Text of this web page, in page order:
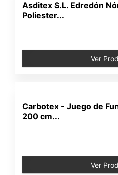
Asditex S.L. Edredón
Poliester...
Ver
Carbotex - Juego de
200 cm...
Ver